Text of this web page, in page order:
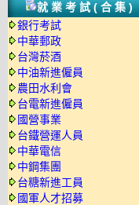
就業考試(合集)
銀行考試
中華郵政
台灣菸酒
中油新進僱員
農田水利會
台電新進僱員
國營事業
台鐵營運人員
中華電信
中鋼集團
台糖新進工員
國軍人才招募